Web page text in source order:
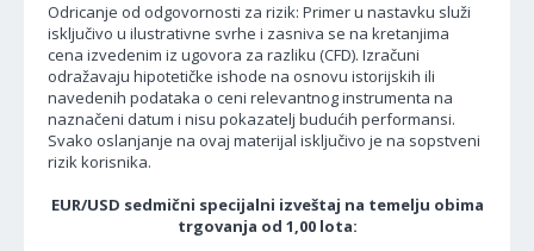
Odricanje od odgovornosti za rizik: Primer u nastavku služi
isključivo u ilustrativne svrhe i zasniva se na kretanjima
cena izvedenim iz ugovora za razliku (CFD). Izračuni
odražavaju hipotetičke ishode na osnovu istorijskih ili
navedenih podataka o ceni relevantnog instrumenta na
naznačeni datum i nisu pokazatelj budućih performansi.
Svako oslanjanje na ovaj materijal isključivo je na sopstveni
rizik korisnika.
EUR/USD sedmični specijalni izveštaj na temelju obima
trgovanja od 1,00 lota: